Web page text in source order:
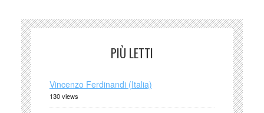
PIÙ LETTI
Vincenzo Ferdinandi (Italia)
130 views